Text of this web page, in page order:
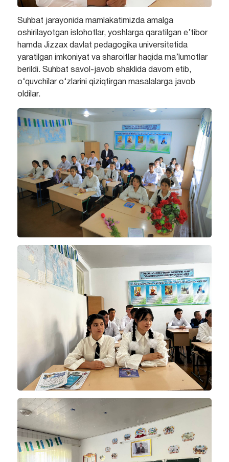
Suhbat jarayonida mamlakatimizda amalga
oshirilayotgan islohotlar, yoshlarga qaratilgan e’tibor
hamda Jizzax davlat pedagogika universitetida
yaratilgan imkoniyat va sharoitlar haqida ma’lumotlar
berildi. Suhbat savol-javob shaklida davom etib,
o‘quvchilar o‘zlarini qiziqtirgan masalalarga javob
oldilar.